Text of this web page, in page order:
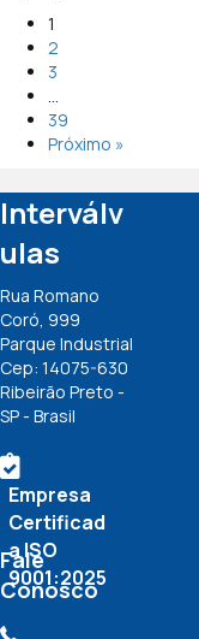
1
2
3
39
Próximo »
Interválv
ulas
Rua Romano
Coró, 999
Parque Industrial
Cep: 14075-630
Ribeirão Preto -
SP - Brasil
Empresa
Certificad
a ISO
9001:2025
Fale
Conosco